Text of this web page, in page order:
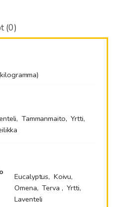
(0)
Tammanmaito, Yrtti,
Eucalyptus, Koivu,
Omena, Terva , Yrtti,
Laventeli